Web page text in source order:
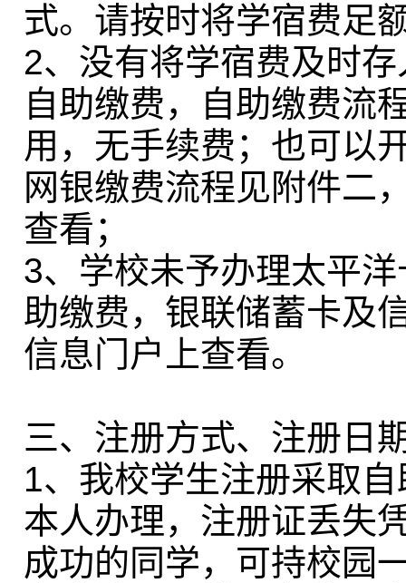
式。请按时将学宿费足
2、没有将学宿费及时
自助缴费，自助缴费流
用，无手续费；也可以
网银缴费流程见附件二
查看；
3、学校未予办理太平
助缴费，银联储蓄卡及
信息门户上查看。
三、注册方式、注册日
1、我校学生注册采取
本人办理，注册证丢失
成功的同学，可持校园